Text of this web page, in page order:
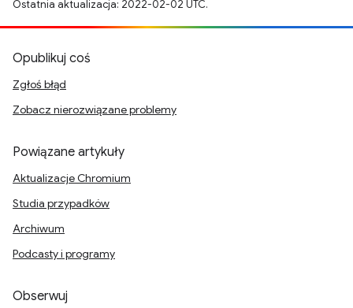
Ostatnia aktualizacja: 2022-02-02 UTC.
Opublikuj coś
Zgłoś błąd
Zobacz nierozwiązane problemy
Powiązane artykuły
Aktualizacje Chromium
Studia przypadków
Archiwum
Podcasty i programy
Obserwuj